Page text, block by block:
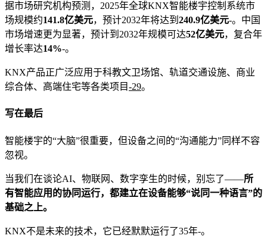
据市场研究机构预测，2025年全球KNX智能楼宇控制系统市
场规模约141.8亿美元，预计2032年将达到 240.9亿美元-。中国
市场增速更为显著，预计到2032年规模可达52亿美元，复合年
增长率达14%-。
KNX产品正广泛应用于科教文卫场馆、轨道交通设施、商业
综合体、高端住宅等各类项目-29。
写在最后
智能楼宇的“大脑”很重要，但设备之间的“沟通能力”同样不容
忽视。
当我们在谈论AI、物联网、数字孪生的时候，别忘了——所
有智能应用的协同运行，都建立在设备能够“说同一种语言”的
基础之上。
KNX不是未来的技术，它已经默默运行了35年-。